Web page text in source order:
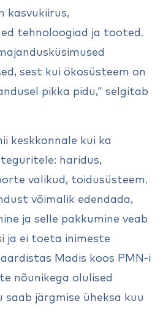
kasvukiirus,
tehnoloogiad ja tooted.
sest kui ökosüsteem on
pikka pidu,“ selgitab
keskkonnale kui ka
haridus,
valikud, toidusüsteem.
võimalik edendada,
ja selle pakkumine veab
ja ei toeta inimeste
Madis koos PMN-i
nõunikega olulised
saab järgmise üheksa kuu